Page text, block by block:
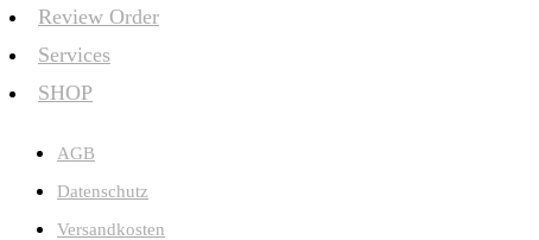
Review Order
Services
SHOP
AGB
Datenschutz
Versandkosten